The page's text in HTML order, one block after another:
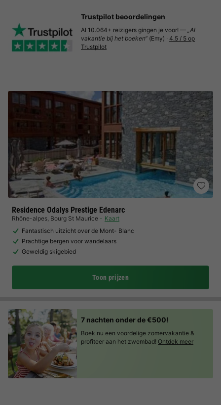
Residence Odalys Prestige Edenarc
Rhône-alpes, Bourg St Maurice
Kaart
Fantastisch uitzicht over de Mont- Blanc
Prachtige bergen voor wandelaars
Geweldig skigebied
Toon prijzen
Trustpilot beoordelingen
Al 10.064+ reizigers gingen je voor! — „Al
vakantie bij het boeken“ (Emy) · 4.5 / 5 op
Trustpilot
7 nachten onder de €500!
Boek nu een voordelige zomervakantie &
profiteer aan het zwembad! Ontdek meer